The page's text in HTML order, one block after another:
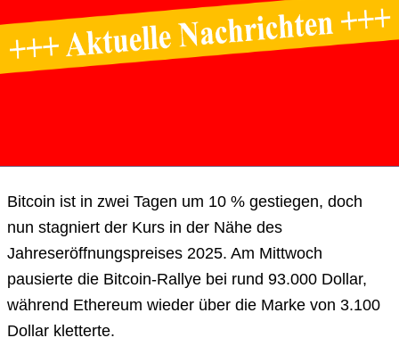
Bitcoin ist in zwei Tagen um 10 % gestiegen, doch
nun stagniert der Kurs in der Nähe des
Jahreseröffnungspreises 2025. Am Mittwoch
pausierte die Bitcoin-Rallye bei rund 93.000 Dollar,
während Ethereum wieder über die Marke von 3.100
Dollar kletterte.